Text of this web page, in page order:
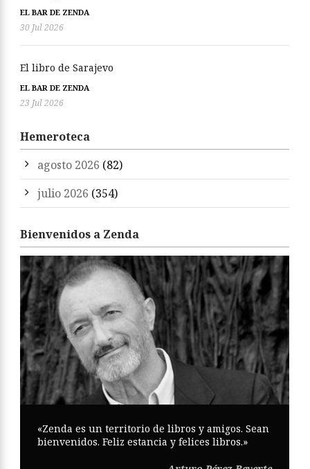
EL BAR DE ZENDA
30 Jul 2026
El libro de Sarajevo
EL BAR DE ZENDA
23 Jul 2026
Hemeroteca
agosto 2026 (82)
julio 2026 (354)
Bienvenidos a Zenda
«Zenda es un territorio de libros y amigos. Sean
bienvenidos. Feliz estancia y felices libros.»